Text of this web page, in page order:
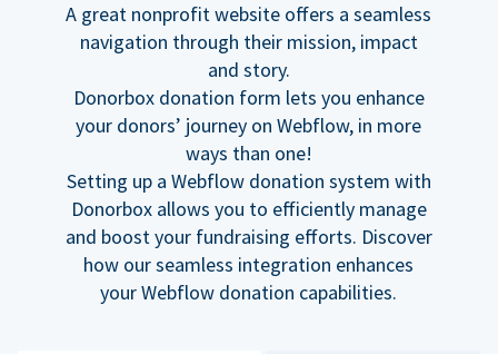
A great nonprofit website offers a seamless
navigation through their mission, impact
and story.
Donorbox donation form lets you enhance
your donors’ journey on Webflow, in more
ways than one!
Setting up a Webflow donation system with
Donorbox allows you to efficiently manage
and boost your fundraising efforts. Discover
how our seamless integration enhances
your Webflow donation capabilities.